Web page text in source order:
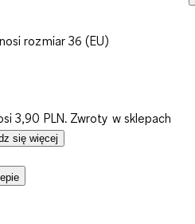
rozmiar 36 (EU)
3,90 PLN. Zwroty w sklepach
się więcej